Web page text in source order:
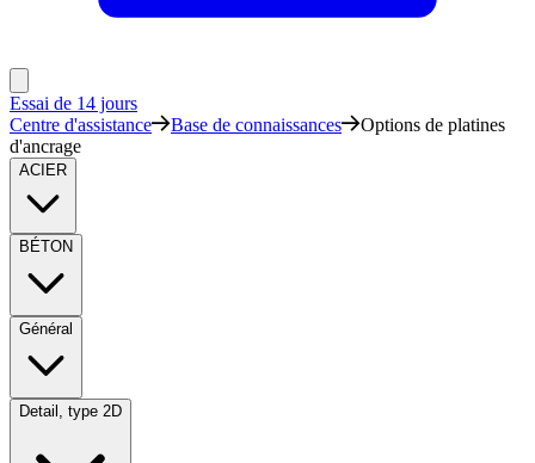
Essai de 14 jours
Centre d'assistance
Base de connaissances
Options de platines
d'ancrage
ACIER
BÉTON
Général
Detail, type 2D